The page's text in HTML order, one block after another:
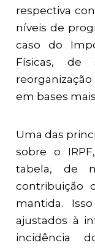
respectiva
níveis de
caso do
Físicas, de
em bases
Uma das
sobre o
tabela, de
contribuição
mantida.
ajustados à
incidência